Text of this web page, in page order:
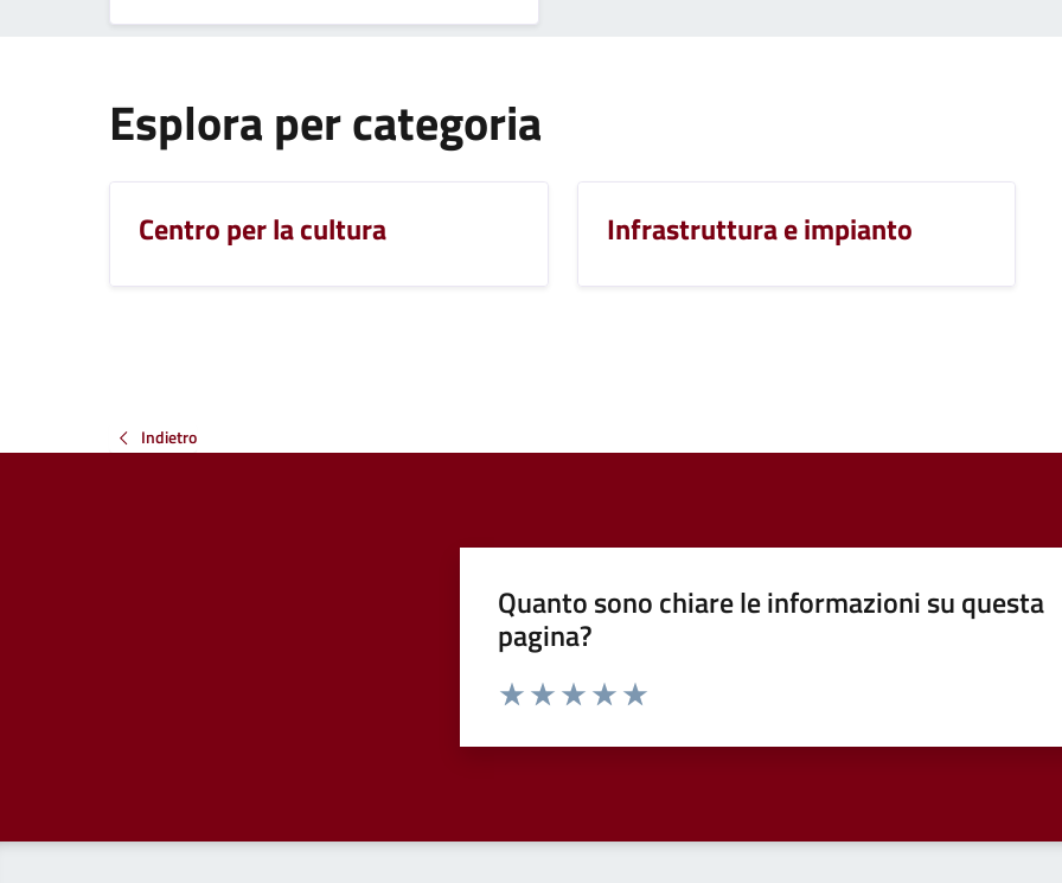
Esplora per categoria
Centro per la cultura Infrastruttura e impianto
Indietro
Quanto sono chiare le informazioni su questa
pagina?
Valuta da 1 a 5 stelle la pagina